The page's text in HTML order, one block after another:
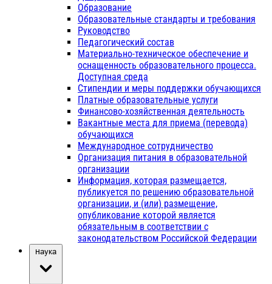
Образование
Образовательные стандарты и требования
Руководство
Педагогический состав
Материально-техническое обеспечение и
оснащенность образовательного процесса.
Доступная среда
Стипендии и меры поддержки обучающихся
Платные образовательные услуги
Финансово-хозяйственная деятельность
Вакантные места для приема (перевода)
обучающихся
Международное сотрудничество
Организация питания в образовательной
организации
Информация, которая размещается,
публикуется по решению образовательной
организации, и (или) размещение,
опубликование которой является
обязательным в соответствии с
законодательством Российской Федерации
Наука